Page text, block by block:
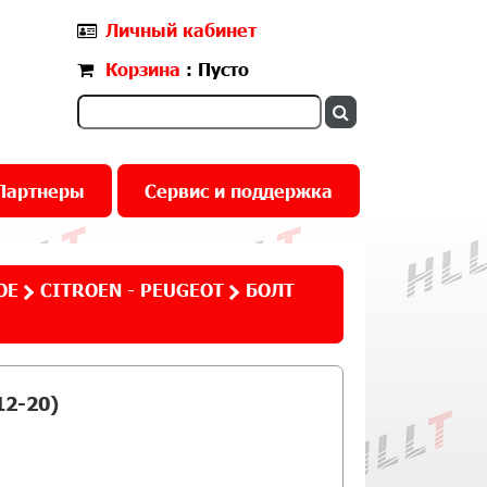
Личный кабинет
Корзина : Пусто
Сервис и поддержка
CITROEN - PEUGEOT БОЛТ
20)